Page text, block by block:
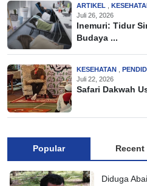
ARTIKEL ,
Juli 26, 2026
Inemuri: Tidur
Budaya ...
KESEHATAN
Juli 22, 2026
Safari Dakwah
Popular Recent
Diduga